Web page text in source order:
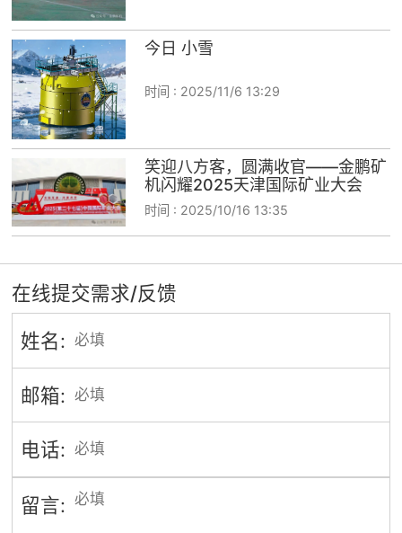
今日 小雪
时间 : 2025/11/6 13:29
笑迎八方客，圆满收官——金鹏矿
机闪耀2025天津国际矿业大会
时间 : 2025/10/16 13:35
在线提交需求/反馈
姓名:
邮箱:
电话:
留言: